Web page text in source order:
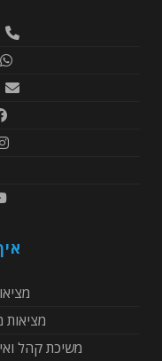
מציאות
משיכת קהל